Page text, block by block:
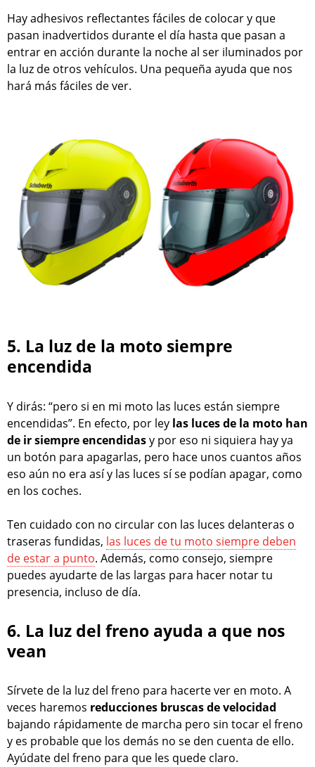
Hay adhesivos reflectantes fáciles de colocar y que
pasan inadvertidos durante el día hasta que pasan a
entrar en acción durante la noche al ser iluminados por
la luz de otros vehículos. Una pequeña ayuda que nos
hará más fáciles de ver.
5. La luz de la moto siempre
encendida
Y dirás: “pero si en mi moto las luces están siempre
encendidas”. En efecto, por ley las luces de la moto han
de ir siempre encendidasy por eso ni siquiera hay ya
un botón para apagarlas, pero hace unos cuantos años
eso aún no era así y las luces sí se podían apagar, como
en los coches.
Ten cuidado con no circular con las luces delanteras o
traseras fundidas, las luces de tu moto siempre deben
de estar a punto. Además, como consejo, siempre
puedes ayudarte de las largas para hacer notar tu
presencia, incluso de día.
6. La luz del freno ayuda a que nos
vean
Sírvete de la luz del freno para hacerte ver en moto. A
veces haremos reducciones bruscas de velocidad
bajando rápidamente de marcha pero sin tocar el freno
y es probable que los demás no se den cuenta de ello.
Ayúdate del freno para que les quede claro.